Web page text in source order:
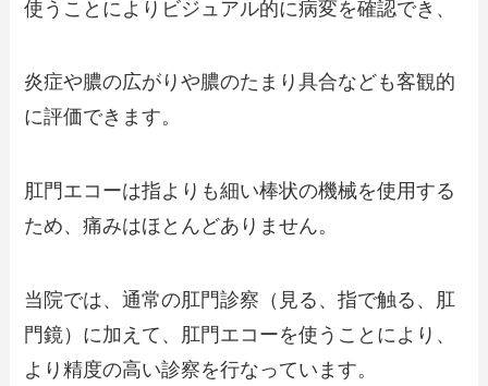
使うことによりビジュアル的に病変を確認でき、
炎症や膿の広がりや膿のたまり具合なども客観的
に評価できます。
肛門エコーは指よりも細い棒状の機械を使用する
ため、痛みはほとんどありません。
当院では、通常の肛門診察（見る、指で触る、肛
門鏡）に加えて、肛門エコーを使うことにより、
より精度の高い診察を行なっています。